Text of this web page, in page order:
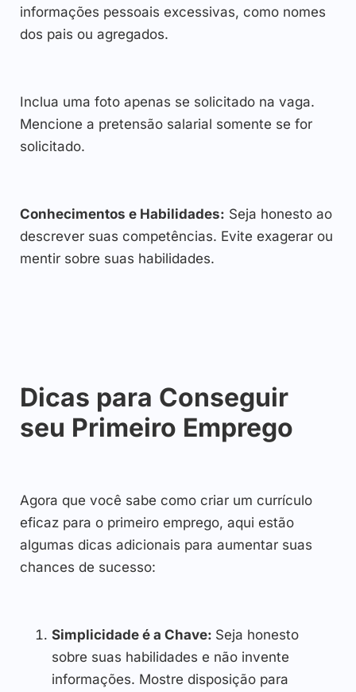
informações pessoais excessivas, como nomes
dos pais ou agregados.
Inclua uma foto apenas se solicitado na vaga.
Mencione a pretensão salarial somente se for
solicitado.
Conhecimentos e Habilidades: Seja honesto ao
descrever suas competências. Evite exagerar ou
mentir sobre suas habilidades.
Dicas para Conseguir
seu Primeiro Emprego
Agora que você sabe como criar um currículo
eficaz para o primeiro emprego, aqui estão
algumas dicas adicionais para aumentar suas
chances de sucesso:
Simplicidade é a Chave: Seja honesto
sobre suas habilidades e não invente
informações. Mostre disposição para